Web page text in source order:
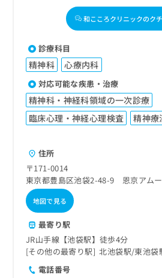
和こころクリニックのク
診療科目
精神科 心療内科
対応可能な疾患・治療
精神科・神経科領域の一次診療
臨床心理・神経心理検査
精神療
住所
〒171-0014
東京都豊島区池袋2-48-9 恩京アム
地図で見る
最寄り駅
JR山手線【池袋駅】徒歩4分
その他の最寄り駅
北池袋駅 東池袋
電話番号